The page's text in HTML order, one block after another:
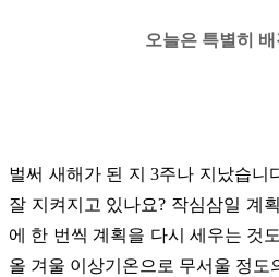
오늘은 특별히
벌써 새해가 된 지 3주나 지났습니
잘 지켜지고 있나요? 작심삼일 계
에 한 번씩 계획을 다시 세우는 것
올 겨울 이상기온으로 무서울 정도